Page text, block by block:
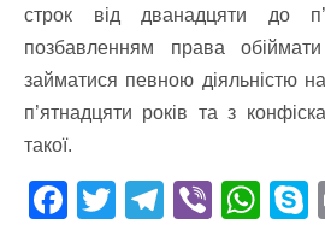
строк від дванадцяти до
позбавленням права
займатися певною діяльністю
п’ятнадцяти років та з
такої.
F T T Vi W